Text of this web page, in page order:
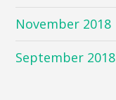
November 2018
September 2018